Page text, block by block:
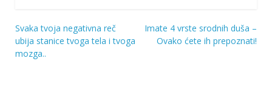
Navigacija
objava
Svaka tvoja negativna reč
ubija stanice tvoga tela i tvoga
mozga..
Imate 4 vrste srodnih duša –
Ovako ćete ih prepoznati!